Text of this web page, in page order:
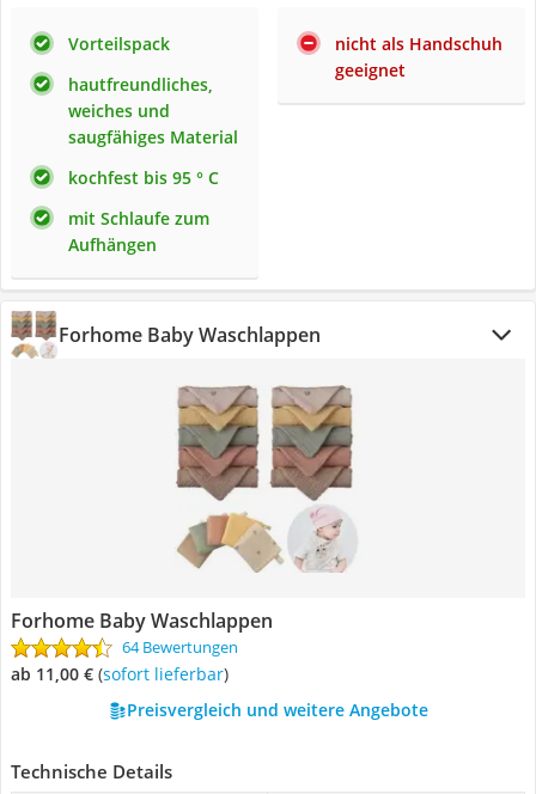
Vorteilspack
hautfreundliches,
weiches und
saugfähiges Material
kochfest bis 95 ° C
mit Schlaufe zum
Aufhängen
nicht als Handschuh
geeignet
Forhome Baby Waschlappen
Forhome Baby Waschlappen
64 Bewertungen
ab 11,00 € ( Sofort lieferbar)
Preisvergleich und weitere Angebote
Technische Details